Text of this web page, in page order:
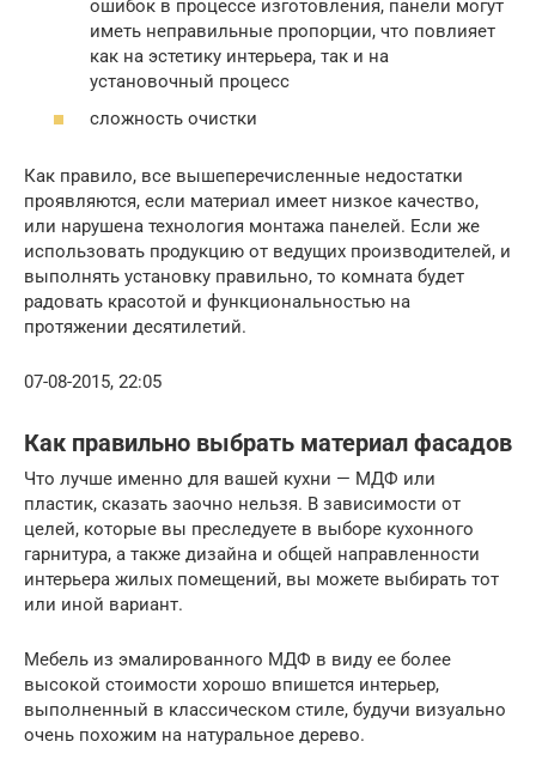
ошибок в процессе изготовления, панели могут
иметь неправильные пропорции, что повлияет
как на эстетику интерьера, так и на
установочный процесс
сложность очистки
Как правило, все вышеперечисленные недостатки
проявляются, если материал имеет низкое качество,
или нарушена технология монтажа панелей. Если же
использовать продукцию от ведущих производителей, и
выполнять установку правильно, то комната будет
радовать красотой и функциональностью на
протяжении десятилетий.
07-08-2015, 22:05
Как правильно выбрать материал фасадов
Что лучше именно для вашей кухни — МДФ или
пластик, сказать заочно нельзя. В зависимости от
целей, которые вы преследуете в выборе кухонного
гарнитура, а также дизайна и общей направленности
интерьера жилых помещений, вы можете выбирать тот
или иной вариант.
Мебель из эмалированного МДФ в виду ее более
высокой стоимости хорошо впишется интерьер,
выполненный в классическом стиле, будучи визуально
очень похожим на натуральное дерево.